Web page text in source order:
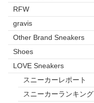
RFW
gravis
Other Brand Sneakers
Shoes
LOVE Sneakers
スニーカーレポート
スニーカーランキング